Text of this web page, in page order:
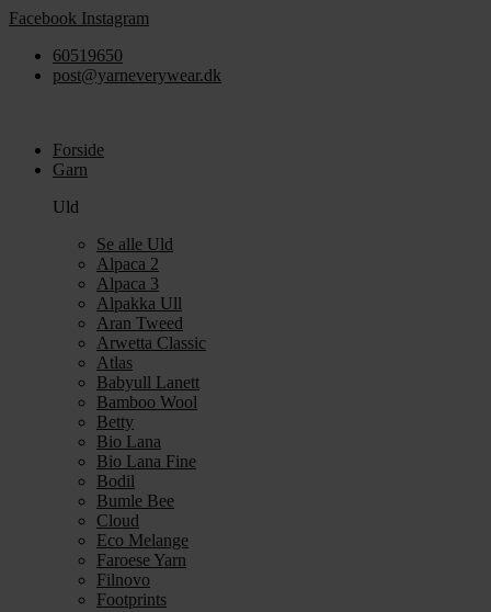
Videre
indhold
Facebook Instagram
60519650
post@yarneverywear.dk
Forside
Garn
Uld
Se alle Uld
Alpaca 2
Alpaca 3
Alpakka Ull
Aran Tweed
Arwetta Classic
Atlas
Babyull Lanett
Bamboo Wool
Betty
Bio Lana
Bio Lana Fine
Bodil
Bumle Bee
Cloud
Eco Melange
Faroese Yarn
Filnovo
Footprints